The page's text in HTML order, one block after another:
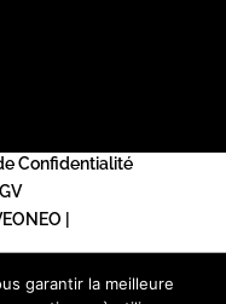
Confidentialité
|
garantir la meilleure